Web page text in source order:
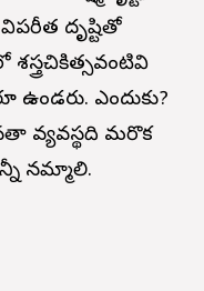
దృష్టితో
శస్త్రచికిత్సవంటివి
ఉండరు. ఎందుకు?
వ్యవస్థది మరొక
నమ్మాలి.